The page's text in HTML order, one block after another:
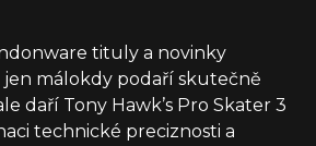
tituly a novinky
málokdy podaří skutečně
daří Tony Hawk’s Pro Skater 3
technické preciznosti a